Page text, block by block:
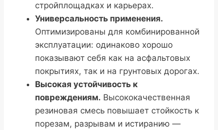
стройплощадках и карьерах.
Универсальность применения.
Оптимизированы для комбинированной
эксплуатации: одинаково хорошо
показывают себя как на асфальтовых
покрытиях, так и на грунтовых дорогах.
Высокая устойчивость к
повреждениям. Высококачественная
резиновая смесь повышает стойкость к
порезам, разрывам и истиранию —